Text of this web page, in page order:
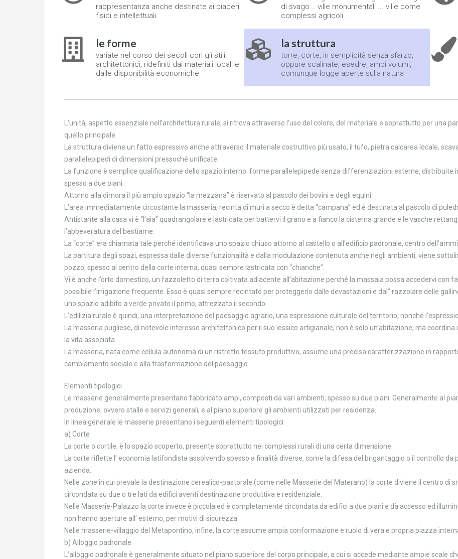
rappresentanza anche destinate ai piaceri
fisici e intellettuali
di svago... ville monumentali ... ville come
complessi agricoli ...
le forme
variate nel corso dei secoli con gli stili
architettonici, ridefiniti dai materiali locali e
dalle disponibilità economiche
la struttura
torre, corte, in semplicità senza sfarzo,
oppure scalinate, esedre, ampi volumi,
comunque logge aperte sulla natura
L’unità, aspetto essenziale nell’architettura rurale, si ritrova attraverso l’uso del colore, del materiale e soprattutto per una
quello principale.
La struttura diviene un fatto espressivo anche attraverso il materiale costruttivo più usato, il tufo, pietra calcarea locale,
parallelepipedi di dimensioni pressoché unificate.
La funzione è semplice qualificazione dello spazio interno: forme parallelepipede senza differenziazioni esterne, distribuite
spesso a due piani.
Attorno alla dimora il più ampio spazio “la mezzana” è riservato al pascolo dei bovini e degli equini.
L’area immediatamente circostante la masseria, recinta di muri a secco è detta “campana” ed è destinata al pascolo di
Antistante alla casa vi è “l’aia” quadrangolare e lastricata per battervi il grano e a fianco la cisterna grande e le vasche
l’abbeveratura del bestiame.
La “corte” era chiamata tale perché identificava uno spazio chiuso attorno al castello o all’edificio padronale, centro
La partitura degli spazi, espressa dalle diverse funzionalità e dalla modulazione contenuta anche negli ambienti, viene
pozzo, spesso al centro della corte interna, quasi sempre lastricata con “chianche”.
Vi è anche l’orto domestico, un fazzoletto di terra coltivata adiacente all’abitazione perché la massaia possa accedervi con
possibile l’irrigazione frequente. Esso è quasi sempre recintato per proteggerlo dalle devastazioni e dal” razzolare delle
uno spazio adibito a verde privato il primo, attrezzato il secondo.
L’edilizia rurale è quindi, una interpretazione del paesaggio agrario, una espressione culturale del territorio; nonché
La masseria pugliese, di notevole interesse architettonico per il suo lessico artigianale, non è solo un’abitazione, ma
la vita associata.
La masseria, nata come cellula autonoma di un ristretto tessuto produttivo, assume una precisa caratterizzazione in
cambiamento sociale e alla trasformazione del paesaggio.
Elementi tipologici
Le masserie generalmente presentano fabbricato ampi, composti da vari ambienti, spesso su due piani. Generalmente al
produzione, ovvero stalle e servizi generali, e al piano superiore gli ambienti utilizzati per residenza.
In linea generale le masserie presentano i seguenti elementi tipologici:
a) Corte
La corte o cortile, è lo spazio scoperto, presente soprattutto nei complessi rurali di una certa dimensione.
La corte riflette l’ economia latifondista assolvendo spesso a finalità diverse, come la difesa del brigantaggio o il controllo
azienda.
Nelle zone in cui prevale la destinazione cerealico-pastorale (come nelle Masserie del Materano) la corte diviene il centro di
circondata su due o tre lati da edifici aventi destinazione produttiva e residenziale.
Nelle Masserie-Palazzo la corte invece è piccola ed è completamente circondata da edifici a due piani e dà accesso ed
non hanno aperture all’ esterno, per motivi di sicurezza.
Nelle masserie-villaggio del Metapontino, infine, la corte assume ampia conformazione e ruolo di vera e propria piazza
b) Alloggio padronale
L’alloggio padronale è generalmente situato nel piano superiore del corpo principale, a cui si accede mediante ampie scale